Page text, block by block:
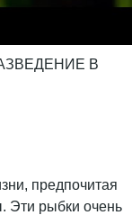
В
предпочитая
Эти рыбки очень